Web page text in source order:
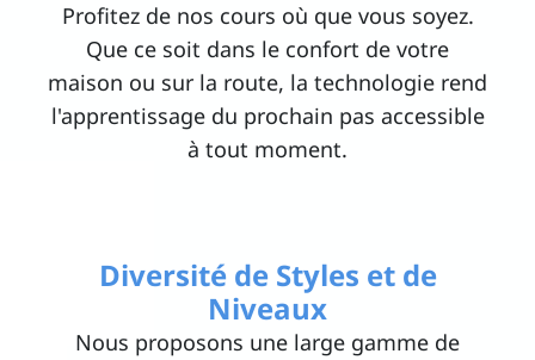
Profitez de nos cours où que vous soyez.
Que ce soit dans le confort de votre
maison ou sur la route, la technologie rend
l'apprentissage du prochain pas accessible
à tout moment.
Diversité de Styles et de
Niveaux
Nous proposons une large gamme de